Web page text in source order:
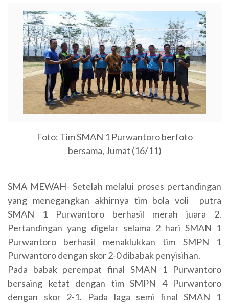
Foto: Tim SMAN 1 Purwantoro berfoto
bersama, Jumat (16/11)
SMA MEWAH- Setelah melalui proses pertandingan
yang menegangkan akhirnya tim bola voli putra
SMAN 1 Purwantoro berhasil merah juara 2.
Pertandingan yang digelar selama 2 hari SMAN 1
Purwantoro berhasil menaklukkan tim SMPN 1
Purwantoro dengan skor 2-0 dibabak penyisihan.
Pada babak perempat final SMAN 1 Purwantoro
bersaing ketat dengan tim SMPN 4 Purwantoro
dengan skor 2-1. Pada laga semi final SMAN 1